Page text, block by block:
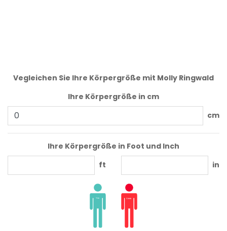
Vegleichen Sie Ihre Körpergröße mit Molly Ringwald
Ihre Körpergröße in cm
cm
Ihre Körpergröße in Foot und Inch
ft
in